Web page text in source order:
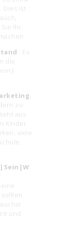
Dies ist
Ihr
. Es
die
zu
aus
Kinder
viele
sollten
und